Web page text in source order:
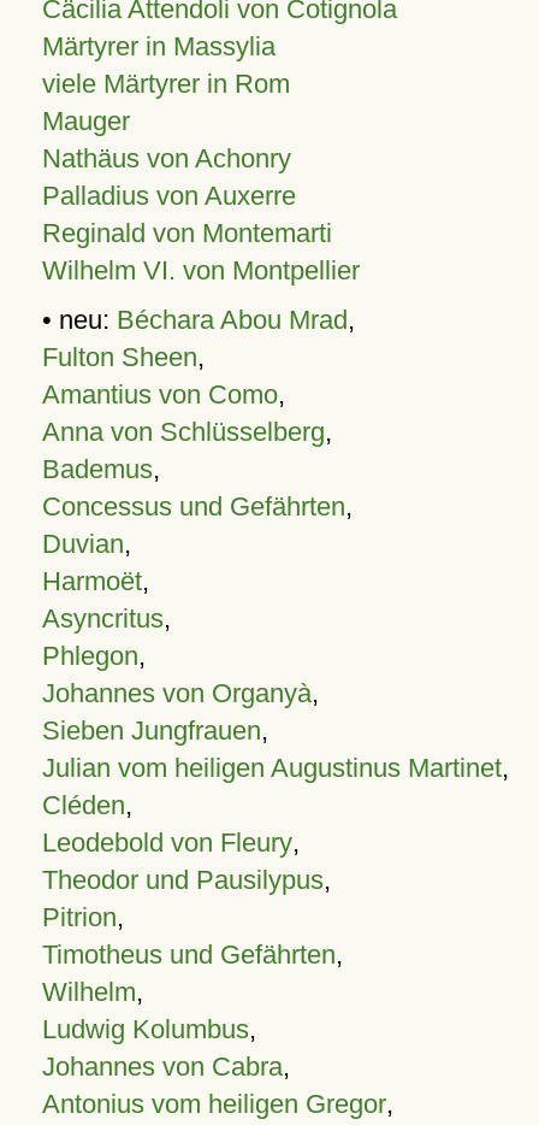
Cäcilia Attendoli von Cotignola
Märtyrer in Massylia
viele Märtyrer in Rom
Mauger
Nathäus von Achonry
Palladius von Auxerre
Reginald von Montemarti
Wilhelm VI. von Montpellier
• neu: Béchara Abou Mrad,
Fulton Sheen,
Amantius von Como,
Anna von Schlüsselberg,
Bademus,
Concessus und Gefährten,
Duvian,
Harmoët,
Asyncritus,
Phlegon,
Johannes von Organyà,
Sieben Jungfrauen,
Julian vom heiligen Augustinus Martinet,
Cléden,
Leodebold von Fleury,
Theodor und Pausilypus,
Pitrion,
Timotheus und Gefährten,
Wilhelm,
Ludwig Kolumbus,
Johannes von Cabra,
Antonius vom heiligen Gregor,